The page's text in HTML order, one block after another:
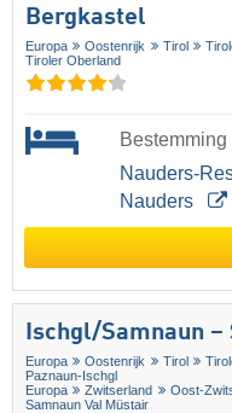
Bergkastel
Europa Oostenrijk Tirol
Tiroler Oberland
Bestemming
Nauders-
Nauders
Ischgl/​Samnaun
Europa Oostenrijk Tirol
Paznaun-Ischgl
Europa
Zwitserland Oost-
Samnaun Val Müstair